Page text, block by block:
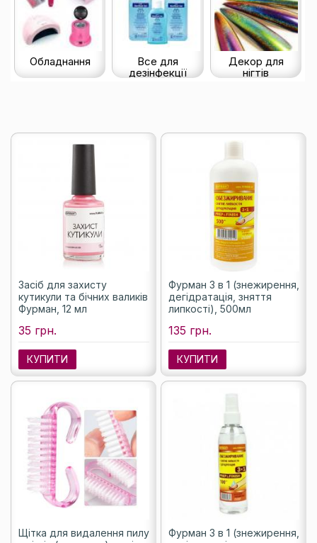
Обладнання
Все для
дезінфекції
Декор для
нігтів
Засіб для захисту
кутикули та бічних валиків
Фурман, 12 мл
35 грн.
КУПИТИ
Фурман 3 в 1 (знежирення,
дегідратація, зняття
липкості), 500мл
135 грн.
КУПИТИ
Щітка для видалення пилу
Фурман 3 в 1 (знежирення,